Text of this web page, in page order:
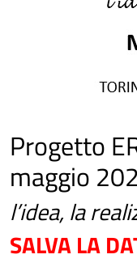
Progetto
maggio
l’idea, la
SALVA LA